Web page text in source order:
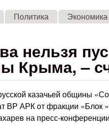
Политика Экономика
нельзя
Крыма, –
казачьей общины
ВР АРК от фракции «Блок
на пресс-